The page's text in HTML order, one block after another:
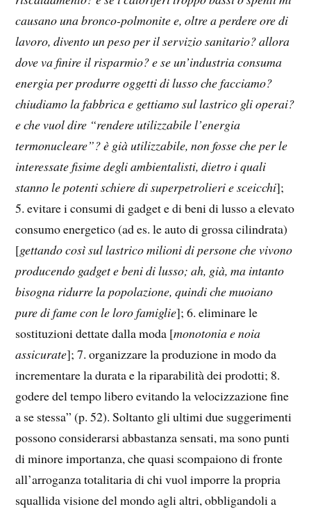
causano una bronco-polmonite e, oltre a perdere ore di
lavoro, divento un peso per il servizio sanitario? allora
dove va finire il risparmio? e se un’industria consuma
energia per produrre oggetti di lusso che facciamo?
chiudiamo la fabbrica e gettiamo sul lastrico gli operai?
e che vuol dire “rendere utilizzabile l’energia
termonucleare”? è già utilizzabile, non fosse che per le
interessate fisime degli ambientalisti, dietro i quali
stanno le potenti schiere di superpetrolieri e sceicchi];
5. evitare i consumi di gadget e di beni di lusso a elevato
consumo energetico (ad es. le auto di grossa cilindrata)
[gettando così sul lastrico milioni di persone che vivono
producendo gadget e beni di lusso; ah, già, ma intanto
bisogna ridurre la popolazione, quindi che muoiano
pure di fame con le loro famiglie]; 6. eliminare le
sostituzioni dettate dalla moda [monotonia e noia
assicurate]; 7. organizzare la produzione in modo da
incrementare la durata e la riparabilità dei prodotti; 8.
godere del tempo libero evitando la velocizzazione fine
a se stessa” (p. 52). Soltanto gli ultimi due suggerimenti
possono considerarsi abbastanza sensati, ma sono punti
di minore importanza, che quasi scompaiono di fronte
all’arroganza totalitaria di chi vuol imporre la propria
squallida visione del mondo agli altri, obbligandoli a